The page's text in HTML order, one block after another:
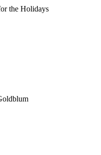
the Holidays